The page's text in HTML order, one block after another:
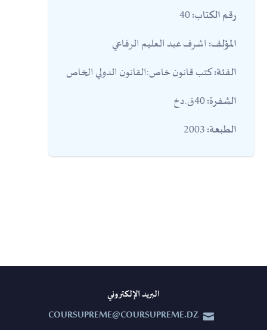
رقم الكتاب:
المؤلف: اشرف عبد العليم الرفاعي
الفئة:كتب قانون خاص:القانون الدولي الخاص
الشفرة:
الطبعة:
البريد الإلكتروني


COURSUPREME@COURSUPREME.DZ